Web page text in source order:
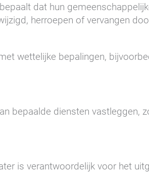
dat hun
herroepen of vervangen
wettelijke bepalingen,
bepaalde diensten vastleggen,
is verantwoordelijk voor het